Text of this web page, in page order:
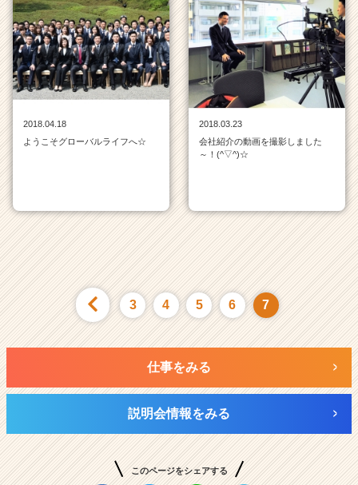
e
r
C
a
r
e
2018.04.18
ようこそグローバルライフへ☆
2018.03.23
会社紹介の動画を撮影しました
～！(^▽^)☆
3 4 5 6 7
仕事をみる
説明会情報をみる
このページをシェアする